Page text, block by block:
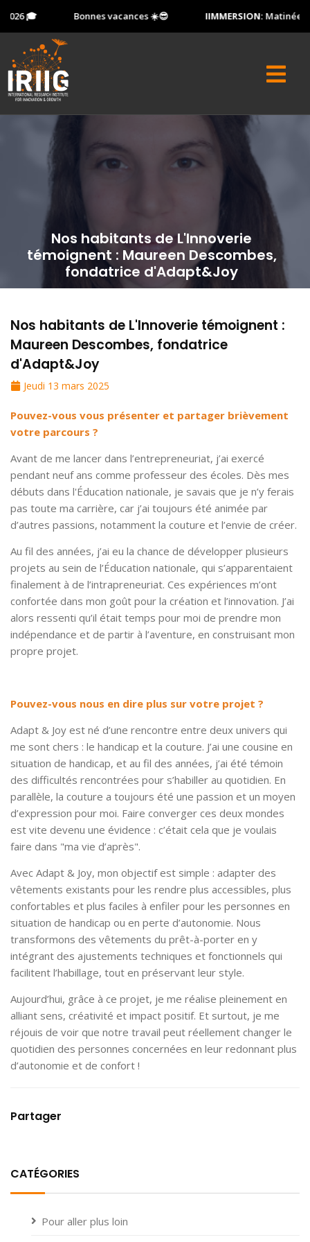
🎓 Bonnes vacances ☀️😎 IIMMERSION:Matinée
Nos habitants de L'Innoverie
témoignent : Maureen Descombes,
fondatrice d'Adapt&Joy
Nos habitants de L'Innoverie témoignent :
Maureen Descombes, fondatrice
d'Adapt&Joy
Jeudi 13 mars 2025
Pouvez-vous vous présenter et partager brièvement
votre parcours ?
Avant de me lancer dans l’entrepreneuriat, j’ai exercé
pendant neuf ans comme professeur des écoles. Dès mes
débuts dans l'Éducation nationale, je savais que je n’y ferais
pas toute ma carrière, car j’ai toujours été animée par
d’autres passions, notamment la couture et l’envie de créer.
Au fil des années, j’ai eu la chance de développer plusieurs
projets au sein de l’Éducation nationale, qui s’apparentaient
finalement à de l’intrapreneuriat. Ces expériences m’ont
confortée dans mon goût pour la création et l’innovation. J’ai
alors ressenti qu’il était temps pour moi de prendre mon
indépendance et de partir à l’aventure, en construisant mon
propre projet.
Pouvez-vous nous en dire plus sur votre projet ?
Adapt & Joy est né d’une rencontre entre deux univers qui
me sont chers : le handicap et la couture. J’ai une cousine en
situation de handicap, et au fil des années, j’ai été témoin
des difficultés rencontrées pour s’habiller au quotidien. En
parallèle, la couture a toujours été une passion et un moyen
d’expression pour moi. Faire converger ces deux mondes
est vite devenu une évidence : c’était cela que je voulais
faire dans "ma vie d’après".
Avec Adapt & Joy, mon objectif est simple : adapter des
vêtements existants pour les rendre plus accessibles, plus
confortables et plus faciles à enfiler pour les personnes en
situation de handicap ou en perte d’autonomie. Nous
transformons des vêtements du prêt-à-porter en y
intégrant des ajustements techniques et fonctionnels qui
facilitent l’habillage, tout en préservant leur style.
Aujourd’hui, grâce à ce projet, je me réalise pleinement en
alliant sens, créativité et impact positif. Et surtout, je me
réjouis de voir que notre travail peut réellement changer le
quotidien des personnes concernées en leur redonnant plus
d’autonomie et de confort !
Partager
CATÉGORIES
Pour aller plus loin